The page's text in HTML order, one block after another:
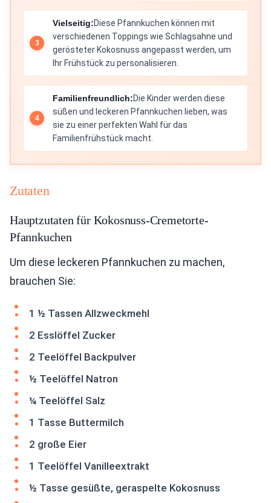
Vielseitig:Diese Pfannkuchen können mit
verschiedenen Toppings wie Schlagsahne und
gerösteter Kokosnuss angepasst werden, um
Ihr Frühstück zu personalisieren.
Familienfreundlich:Die Kinder werden diese
süßen und leckeren Pfannkuchen lieben, was
sie zu einer perfekten Wahl für das
Familienfrühstück macht.
Zutaten
Hauptzutaten für Kokosnuss-Cremetorte-
Pfannkuchen
Um diese leckeren Pfannkuchen zu machen,
brauchen Sie:
1 ½ Tassen Allzweckmehl
2 Esslöffel Zucker
2 Teelöffel Backpulver
½ Teelöffel Natron
¼ Teelöffel Salz
1 Tasse Buttermilch
2 große Eier
1 Teelöffel Vanilleextrakt
½ Tasse gesüßte, geraspelte Kokosnuss